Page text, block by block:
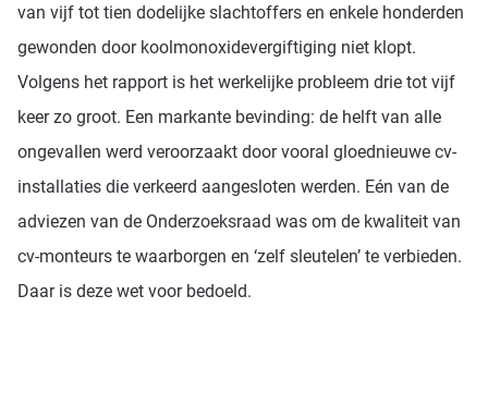
van vijf tot tien dodelijke slachtoffers en enkele honderden
gewonden door koolmonoxidevergiftiging niet klopt.
Volgens het rapport is het werkelijke probleem drie tot vijf
keer zo groot. Een markante bevinding: de helft van alle
ongevallen werd veroorzaakt door vooral gloednieuwe cv-
installaties die verkeerd aangesloten werden. Eén van de
adviezen van de Onderzoeksraad was om de kwaliteit van
cv-monteurs te waarborgen en ‘zelf sleutelen’ te verbieden.
Daar is deze wet voor bedoeld.